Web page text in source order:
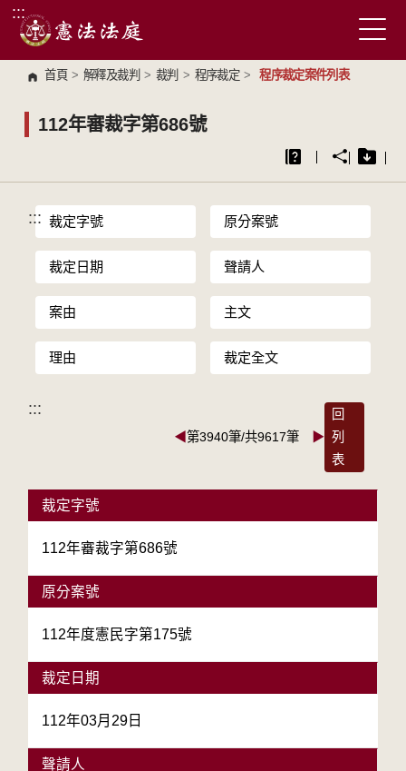
跳到主要內容區塊
:::
首頁 > 解釋及裁判 > 裁判 > 程序裁定 > 程序裁定案件列表
112年審裁字第686號
::: 裁定字號 原分案號
裁定日期 聲請人
案由 主文
理由 裁定全文
:::
◀第3940筆/共9617筆 ▶
回
列
表
裁定字號
112年審裁字第686號
原分案號
112年度憲民字第175號
裁定日期
112年03月29日
聲請人